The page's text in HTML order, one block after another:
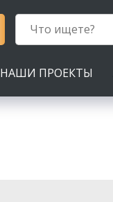
НАШИ ПРОЕКТЫ